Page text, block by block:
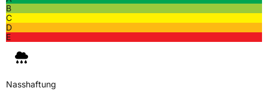
SchlauchtypTL
ZustandNeureifen
M+S
EU Label
B
C
D
E
Nasshaftung